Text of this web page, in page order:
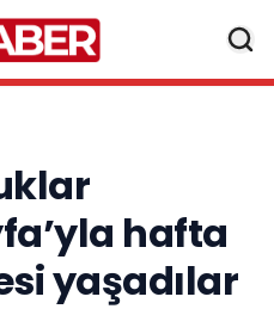
hafta
yaşadılar